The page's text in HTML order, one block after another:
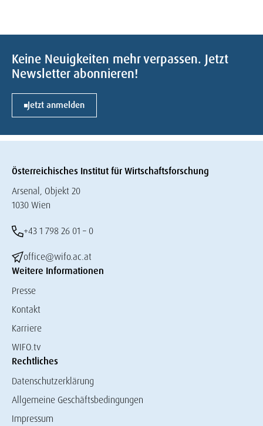
Keine Neuigkeiten mehr verpassen. Jetzt
Newsletter abonnieren!
Jetzt anmelden
Österreichisches Institut für Wirtschaftsforschung
Arsenal, Objekt 20
1030 Wien
+43 1 798 26 01 – 0
office@wifo.ac.at
Weitere Informationen
Presse
Kontakt
Karriere
WIFO.tv
Rechtliches
Datenschutzerklärung
Allgemeine Geschäftsbedingungen
Impressum